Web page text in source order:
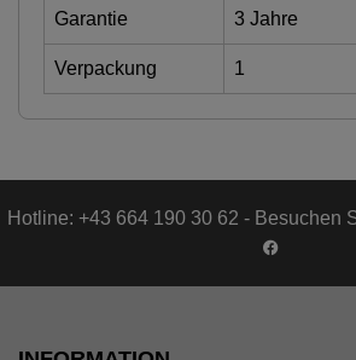
Garantie 3 Jahre
Verpackung 1
Hotline: +43 664 190 30 62 - Besuchen